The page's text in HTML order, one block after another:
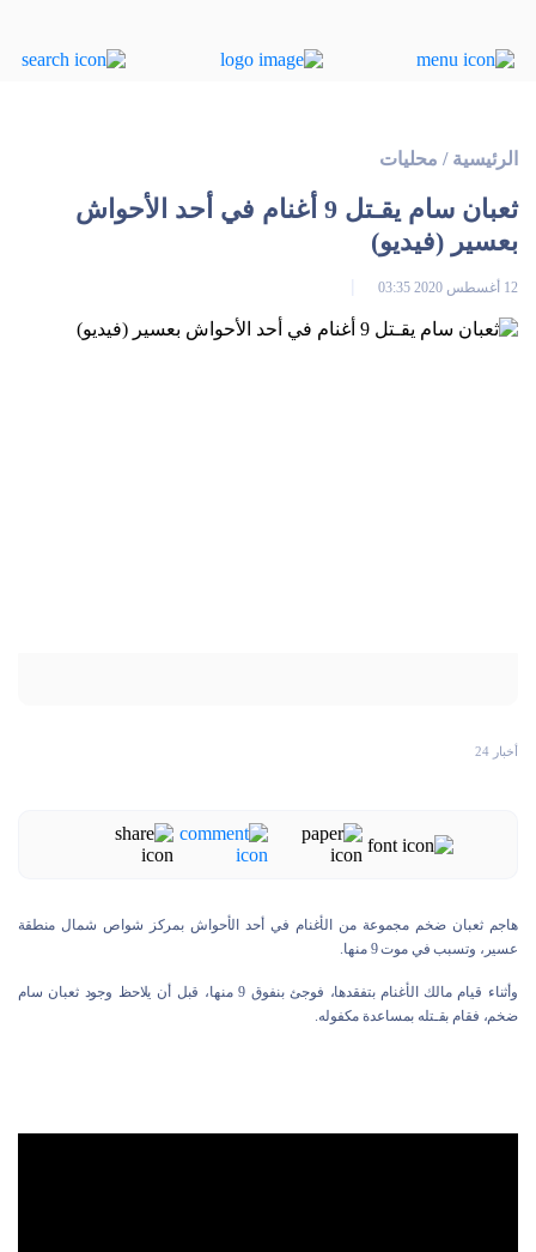
الرئيسية / محليات
ثعبان سام يقـتل 9 أغنام في أحد الأحواش
بعسير (فيديو)
12 أغسطس 2020 03:35
أخبار 24
هاجم ثعبان ضخم مجموعة من الأغنام في أحد الأحواش بمركز شواص شمال منطقة
عسير، وتسبب في موت 9 منها.
وأثناء قيام مالك الأغنام بتفقدها، فوجئ بنفوق 9 منها، قبل أن يلاحظ وجود ثعبان سام
ضخم، فقام بقـتله بمساعدة مكفوله.